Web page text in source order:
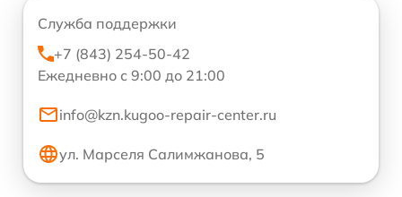
Служба поддержки
+7 (843) 254-50-42
Ежедневно с 9:00 до 21:00
info@kzn.kugoo-repair-center.ru
ул. Марселя Салимжанова, 5